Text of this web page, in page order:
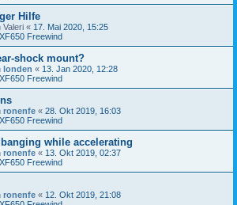
Hilfe
Valeri « 17. Mai 2020, 15:25
Freewind
shock mount?
londen « 13. Jan 2020, 12:28
Freewind
ronenfe « 28. Okt 2019, 16:03
Freewind
while accelerating
ronenfe « 13. Okt 2019, 02:37
Freewind
ronenfe « 12. Okt 2019, 21:08